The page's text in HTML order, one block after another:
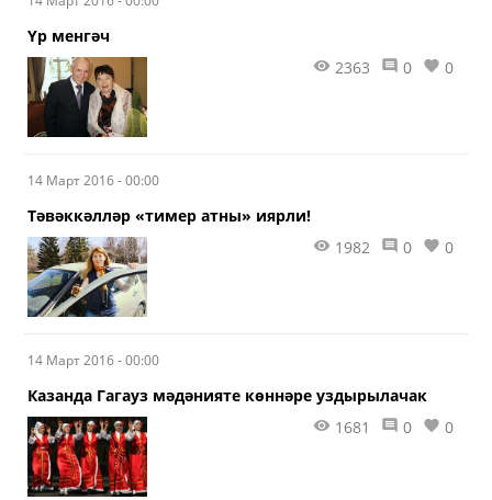
Үр менгәч
2363
0 0
14 Март 2016 - 00:00
​Тәвәккәлләр «тимер атны» иярли!
1982
0 0
14 Март 2016 - 00:00
Казанда Гагауз мәдәнияте көннәре уздырылачак
1681
0 0